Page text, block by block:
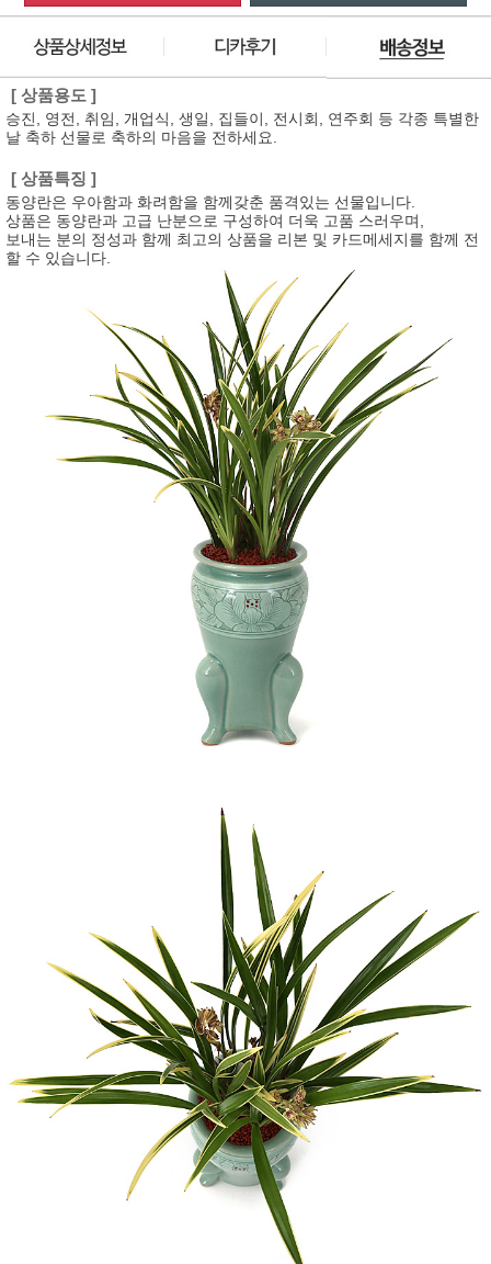
[ 상품용도 ]
승진, 영전, 취임, 개업식, 생일, 집들이, 전시회, 연주회 등 각종 특별한
날 축하 선물로 축하의 마음을 전하세요.
[ 상품특징 ]
동양란은 우아함과 화려함을 함께갖춘 품격있는 선물입니다.
상품은 동양란과 고급 난분으로 구성하여 더욱 고품 스러우며,
보내는 분의 정성과 함께 최고의 상품을 리본 및 카드메세지를 함께 전
할 수 있습니다.